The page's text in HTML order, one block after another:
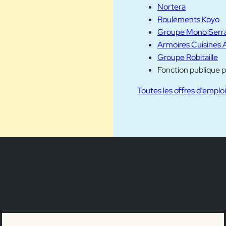
Nortera
Roulements Koyo
Groupe Mono
Armoires Cuisines
Groupe Robitaille
Fonction publique
Toutes les offres d’emploi